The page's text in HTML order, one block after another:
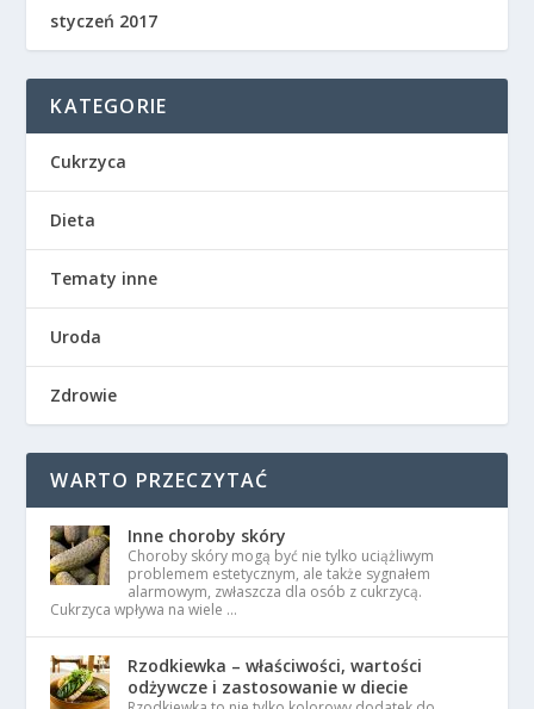
styczeń 2017
KATEGORIE
Cukrzyca
Dieta
Tematy inne
Uroda
Zdrowie
WARTO PRZECZYTAĆ
Inne choroby skóry
Choroby skóry mogą być nie tylko uciążliwym
problemem estetycznym, ale także sygnałem
alarmowym, zwłaszcza dla osób z cukrzycą.
Cukrzyca wpływa na wiele …
Rzodkiewka – właściwości, wartości
odżywcze i zastosowanie w diecie